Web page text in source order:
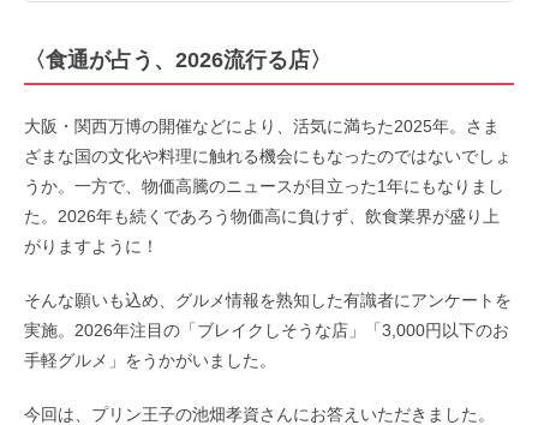
〈食通が占う、2026流行る店〉
大阪・関西万博の開催などにより、活気に満ちた2025年。さま
ざまな国の文化や料理に触れる機会にもなったのではないでしょ
うか。一方で、物価高騰のニュースが目立った1年にもなりまし
た。2026年も続くであろう物価高に負けず、飲食業界が盛り上
がりますように！
そんな願いも込め、グルメ情報を熟知した有識者にアンケートを
実施。2026年注目の「ブレイクしそうな店」「3,000円以下のお
手軽グルメ」をうかがいました。
今回は、プリン王子の池畑孝資さんにお答えいただきました。